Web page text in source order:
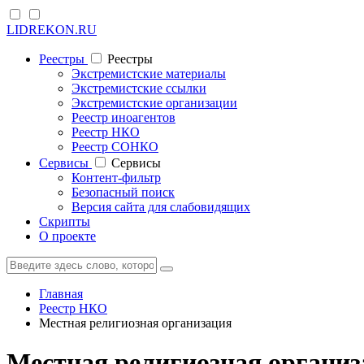
LIDREKON.RU
Реестры
Реестры
Экстремистские материалы
Экстремистские ссылки
Экстремистские организации
Реестр иноагентов
Реестр НКО
Реестр СОНКО
Cервисы
Cервисы
Контент-фильтр
Безопасный поиск
Версия сайта для слабовидящих
Скрипты
О проекте
Главная
Реестр НКО
Местная религиозная организация